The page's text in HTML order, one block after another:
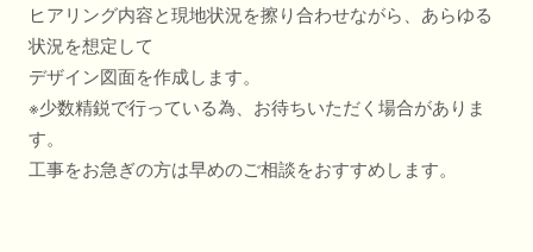
ヒアリング内容と現地状況を擦り合わせながら、あらゆる
状況を想定して
デザイン図面を作成します。
※少数精鋭で行っている為、お待ちいただく場合がありま
す。
工事をお急ぎの方は早めのご相談をおすすめします。